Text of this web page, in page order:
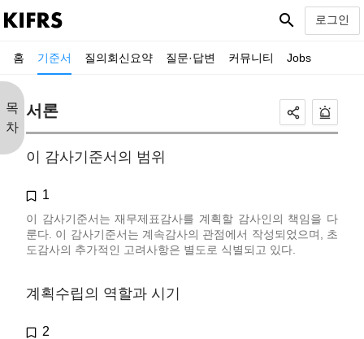
홈 기준서 질의회신요약 질문·답변 커뮤니티 Jobs
search 로그인
목
차
서론
이 감사기준서의 범위
1
이 감사기준서는 재무제표감사를 계획할 감사인의 책임을 다
룬다. 이 감사기준서는 계속감사의 관점에서 작성되었으며, 초
도감사의 추가적인 고려사항은 별도로 식별되고 있다.
계획수립의 역할과 시기
2